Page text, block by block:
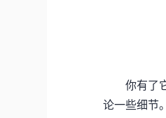
你有了它
论一些细节。